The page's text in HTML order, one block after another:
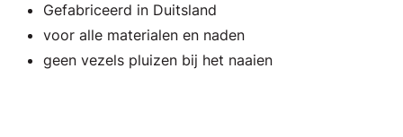
Gefabriceerd in Duitsland
voor alle materialen en naden
geen vezels pluizen bij het naaien